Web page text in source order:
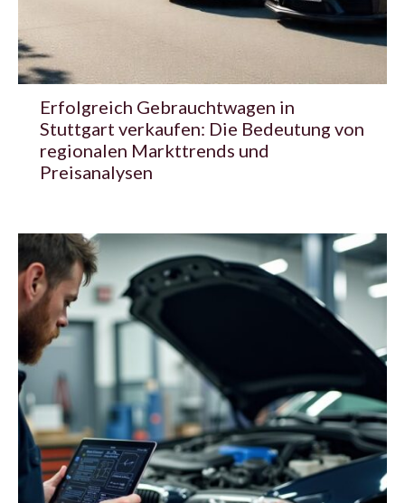
Erfolgreich Gebrauchtwagen in
Stuttgart verkaufen: Die Bedeutung von
regionalen Markttrends und
Preisanalysen